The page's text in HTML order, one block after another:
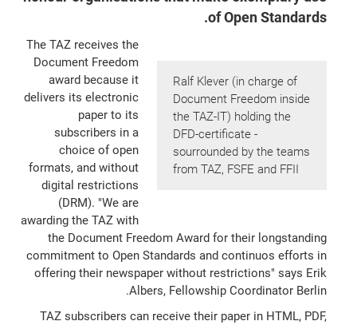
of Open Standards.
Ralf Klever (in charge of
Document Freedom inside
the TAZ-IT) holding the
DFD-certificate -
sourrounded by the teams
from TAZ, FSFE and FFII
The TAZ receives the
Document Freedom
award because it
delivers its electronic
paper to its
subscribers in a
choice of open
formats, and without
digital restrictions
(DRM). "We are
awarding the TAZ with
the Document Freedom Award for their longstanding
commitment to Open Standards and continuos efforts in
offering their newspaper without restrictions" says Erik
Albers, Fellowship Coordinator Berlin.
TAZ subscribers can receive their paper in HTML, PDF,